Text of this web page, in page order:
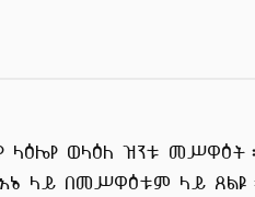
ላዕሌየ ወላዕለ ዝንቱ
ላይ በመሥዋዕቱም ላይ